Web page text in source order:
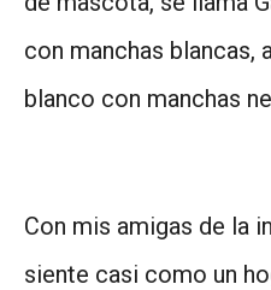
con manchas blancas,
blanco con manchas
Con mis amigas de la
siente casi como un